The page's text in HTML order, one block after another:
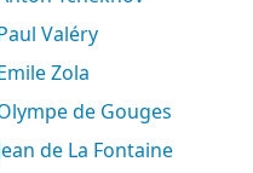
Paul Valéry
Emile Zola
Olympe de Gouges
Jean de La Fontaine